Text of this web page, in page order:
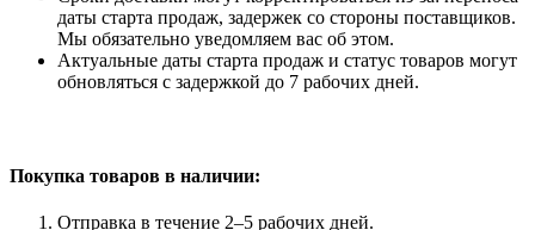
даты старта продаж, задержек со стороны поставщиков.
Мы обязательно уведомляем вас об этом.
Актуальные даты старта продаж и статус товаров могут
обновляться с задержкой до 7 рабочих дней.
Покупка товаров в наличии:
Отправка в течение 2–5 рабочих дней.